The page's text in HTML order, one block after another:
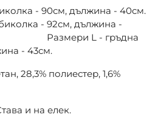
- 90см, дължина - 40см.
- 92см, дължина -
L - гръдна
- 43см.
28,3% полиестер, 1,6%
и на елек.